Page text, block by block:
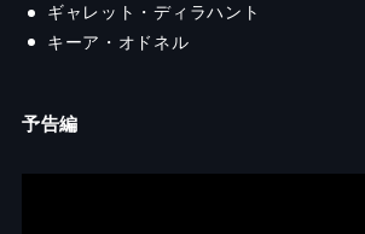
ギャレット・ディラハント
キーア・オドネル
予告編